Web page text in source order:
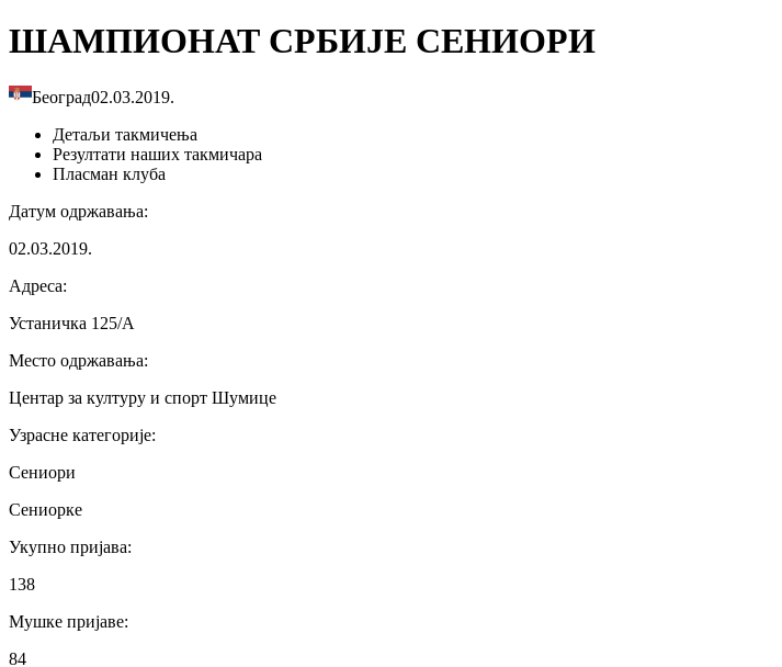
ШАМПИОНАТ СРБИЈЕ СЕНИОРИ
Београд02.03.2019.
Детаљи такмичења
Резултати наших такмичара
Пласман клуба
Датум одржавања:
02.03.2019.
Адреса:
Устаничка 125/А
Место одржавања:
Центар за културу и спорт Шумице
Узрасне категорије:
Сениори
Сениорке
Укупно пријава:
138
Мушке пријаве:
84